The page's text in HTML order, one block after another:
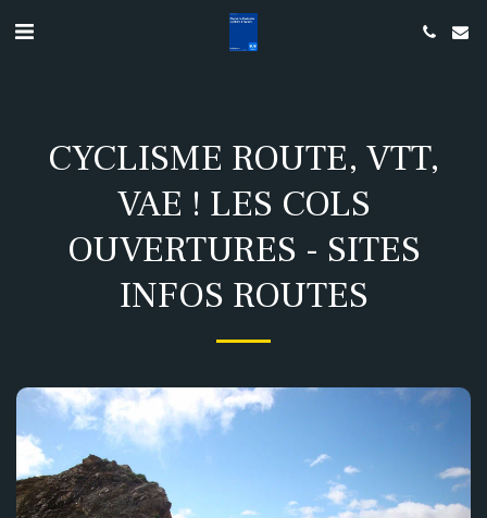
CYCLISME ROUTE, VTT,
VAE ! LES COLS
OUVERTURES - SITES
INFOS ROUTES